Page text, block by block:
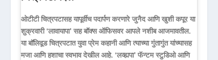
ओटीटी चित्रपटासह यापूर्वीच पदार्पण करणारे जुनैद आणि खुशी कपूर या
शुक्रवारी ‘लावायापा’ सह बॉक्स ऑफिसवर आपले नशीब आजमावतील.
या बॉलिवूड चित्रपटात युवा प्रेम कहानी आणि त्याच्या गुंतागुंत यांच्यासह
मजा आणि हशाचा स्वभाव देखील आहे. ‘लव्ह्यपा’ फॅन्टम स्टुडिओ आणि